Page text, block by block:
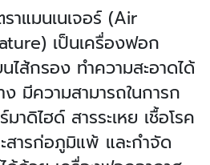
าแมนเนเจอร์ (Air
เป็นเครื่องฟอก
ไส้กรอง ทำความสะอาดได้
มีความสามารถในการก
าดิไฮด์ สารระเหย เชื้อโรค
สารก่อภูมิแพ้ และกำจัด